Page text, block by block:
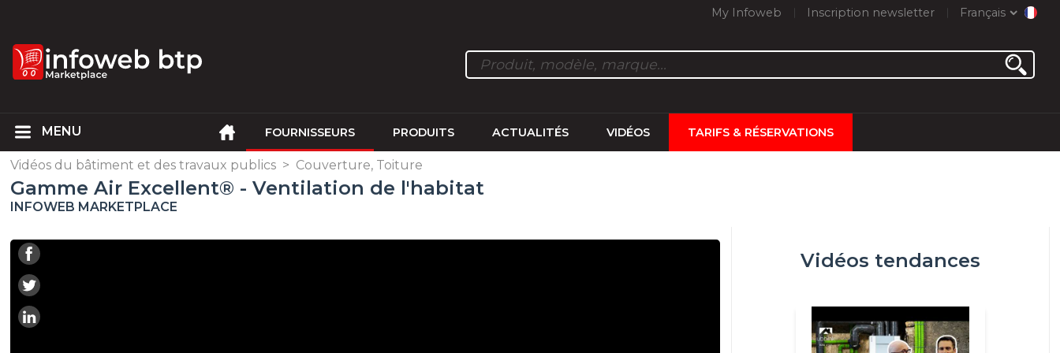
My Infoweb Inscription newsletter Français
FOURNISSEURS PRODUITS ACTUALITÉS VIDÉOS TARIFS & RÉSERVATIONS
Vidéos du bâtiment et des travaux publics > Couverture, Toiture
Gamme Air Excellent® - Ventilation de l'habitat
INFOWEB MARKETPLACE
Vidéos tendances